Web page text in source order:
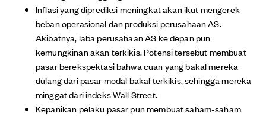
Inflasi yang diprediksi meningkat akan ikut mengerek
beban operasional dan produksi perusahaan AS.
Akibatnya, laba perusahaan AS ke depan pun
kemungkinan akan terkikis. Potensi tersebut membuat
pasar berekspektasi bahwa cuan yang bakal mereka
dulang dari pasar modal bakal terkikis, sehingga mereka
minggat dari indeks Wall Street.
Kepanikan pelaku pasar pun membuat saham-saham